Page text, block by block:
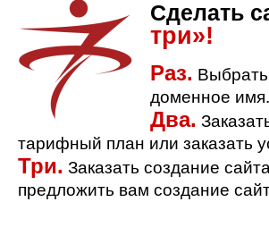
Сделать
три»!
Раз.
доменное имя.
Два.
тарифный план или заказать
Три. Заказать создание
предложить вам создание